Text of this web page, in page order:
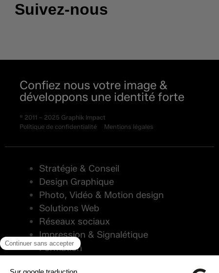
Suivez-nous
Confiez nous votre image &
développons une identité forte
® 2011 – 2025 Graphik Impact
Politique de confidentialité
Mentions légales
Stratégie & Conseil
Design Graphique
Photo, Vidéo & Motion design
Solutions Web
Réseaux sociaux
Impression & Signalétique
Formation